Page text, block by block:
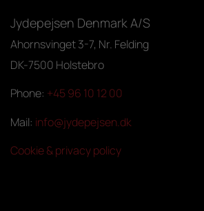
Jydepejsen Denmark A/S
Ahornsvinget 3-7, Nr. Felding
DK-7500 Holstebro
Phone: +45 96 10 12 00
Mail: info@jydepejsen.dk
Cookie & privacy policy